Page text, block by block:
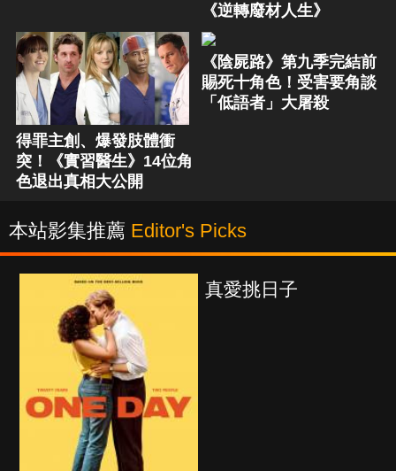
《逆轉廢材人生》
得罪主創、爆發肢體衝
突！《實習醫生》14位角
色退出真相大公開
《陰屍路》第九季完結前
賜死十角色！受害要角談
「低語者」大屠殺
本站影集推薦 Editor's Picks
真愛挑日子